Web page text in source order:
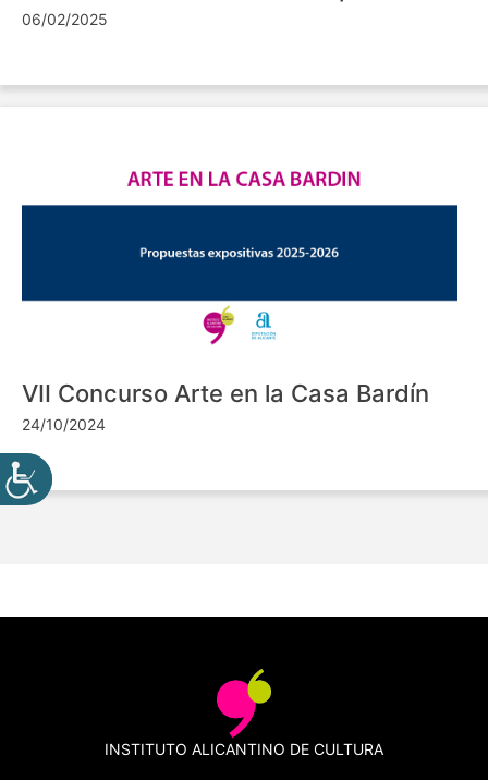
06/02/2025
VII Concurso Arte en la Casa Bardín
24/10/2024
INSTITUTO ALICANTINO DE CULTURA